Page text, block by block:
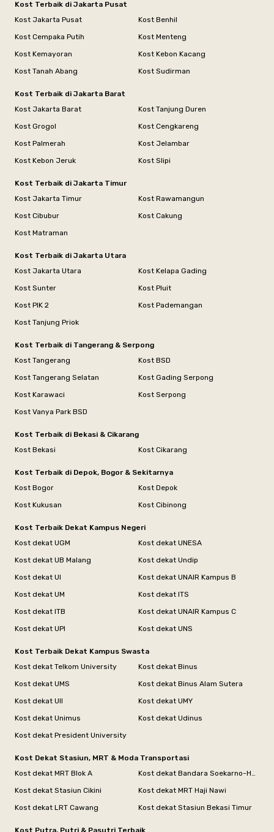
Kost Terbaik di Jakarta Pusat
Kost Jakarta Pusat
Kost Benhil
Kost Cempaka Putih
Kost Menteng
Kost Kemayoran
Kost Kebon Kacang
Kost Tanah Abang
Kost Sudirman
Kost Terbaik di Jakarta Barat
Kost Jakarta Barat
Kost Tanjung Duren
Kost Grogol
Kost Cengkareng
Kost Palmerah
Kost Jelambar
Kost Kebon Jeruk
Kost Slipi
Kost Terbaik di Jakarta Timur
Kost Jakarta Timur
Kost Rawamangun
Kost Cibubur
Kost Cakung
Kost Matraman
Kost Terbaik di Jakarta Utara
Kost Jakarta Utara
Kost Kelapa Gading
Kost Sunter
Kost Pluit
Kost PIK 2
Kost Pademangan
Kost Tanjung Priok
Kost Terbaik di Tangerang & Serpong
Kost Tangerang
Kost BSD
Kost Tangerang Selatan
Kost Gading Serpong
Kost Karawaci
Kost Serpong
Kost Vanya Park BSD
Kost Terbaik di Bekasi & Cikarang
Kost Bekasi
Kost Cikarang
Kost Terbaik di Depok, Bogor & Sekitarnya
Kost Bogor
Kost Depok
Kost Kukusan
Kost Cibinong
Kost Terbaik Dekat Kampus Negeri
Kost dekat UGM
Kost dekat UNESA
Kost dekat UB Malang
Kost dekat Undip
Kost dekat UI
Kost dekat UNAIR Kampus B
Kost dekat UM
Kost dekat ITS
Kost dekat ITB
Kost dekat UNAIR Kampus C
Kost dekat UPI
Kost dekat UNS
Kost Terbaik Dekat Kampus Swasta
Kost dekat Telkom University
Kost dekat Binus
Kost dekat UMS
Kost dekat Binus Alam Sutera
Kost dekat UII
Kost dekat UMY
Kost dekat Unimus
Kost dekat Udinus
Kost dekat President University
Kost Dekat Stasiun, MRT & Moda Transportasi
Kost dekat MRT Blok A
Kost dekat Stasiun Cikini
Kost dekat MRT Haji Nawi
Kost dekat LRT Cawang
Kost dekat Stasiun Bekasi Timur
Kost Putra, Putri & Pasutri Terbaik